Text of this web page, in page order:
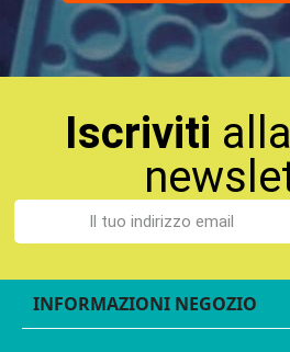
Iscriviti
INFORMAZIONI NEGOZIO